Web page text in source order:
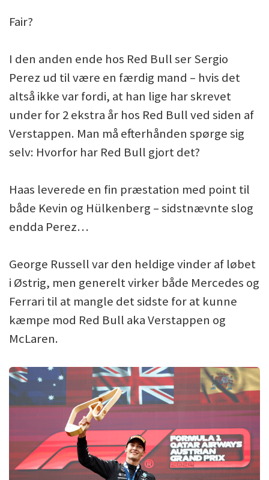
Fair?
I den anden ende hos Red Bull ser Sergio
Perez ud til være en færdig mand – hvis det
altså ikke var fordi, at han lige har skrevet
under for 2 ekstra år hos Red Bull ved siden af
Verstappen. Man må efterhånden spørge sig
selv: Hvorfor har Red Bull gjort det?
Haas leverede en fin præstation med point til
både Kevin og Hülkenberg – sidstnævnte slog
endda Perez…
George Russell var den heldige vinder af løbet
i Østrig, men generelt virker både Mercedes og
Ferrari til at mangle det sidste for at kunne
kæmpe mod Red Bull aka Verstappen og
McLaren.